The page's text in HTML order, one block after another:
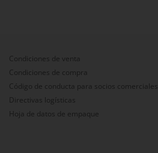
Condiciones de venta
Condiciones de compra
Código de conducta para socios comerciales
Directivas logísticas
Hoja de datos de empaque